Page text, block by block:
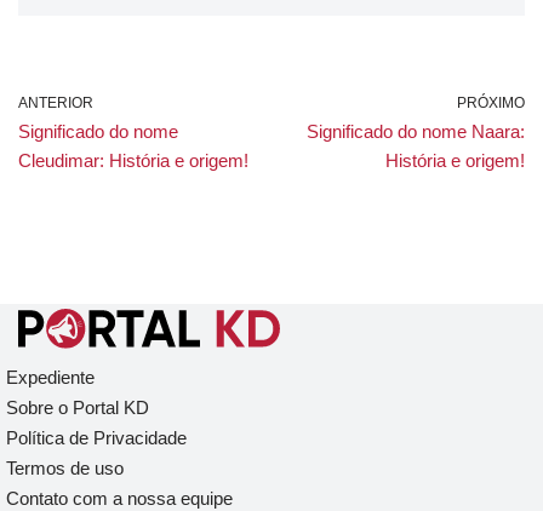
ANTERIOR
Significado do nome
Cleudimar: História e origem!
PRÓXIMO
Significado do nome Naara:
História e origem!
Expediente
Sobre o Portal KD
Política de Privacidade
Termos de uso
Contato com a nossa equipe